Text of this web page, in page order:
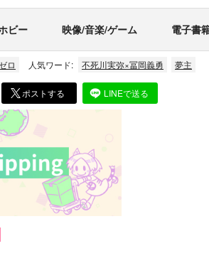
ビー 映像/音楽/ゲーム 電子書
ロ 人気ワード: 不死川実弥×冨岡義勇 夢主
ポストする LINEで送る